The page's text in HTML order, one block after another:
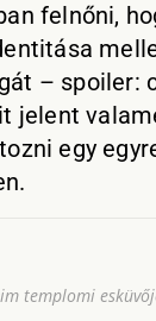
felnőni,
– spoiler:
jelent
egy
templomi